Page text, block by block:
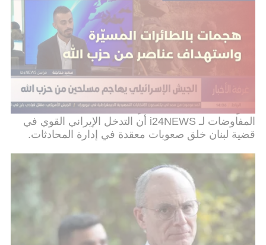
من المتوقع أن يتضمن البيان المشترك المتوقع ملخصًا
مبدئيًا حول بدء المشروع التجريبي، والذي في إطاره
ستبدأ قوات الجيش اللبناني، بدعم أمريكي، في العمل
ضد تمركز حزب الله في المنطقة. ومع ذلك، تواجه
المحادثات عقبات، حيث أن النقطة الرئيسية والمركزية
التي لا تزال موضع خلاف بين الوفود في هذه المرحلة هي
تحديد المنطقة الدقيقة التي سيبدأ فيها التحرك الأولي.
علاوة على ذلك، أفاد مصدران مطلعان على تفاصيل
المفاوضات لـ i24NEWS أن التدخل الإيراني القوي في
قضية لبنان خلق صعوبات معقدة في إدارة المحادثات.